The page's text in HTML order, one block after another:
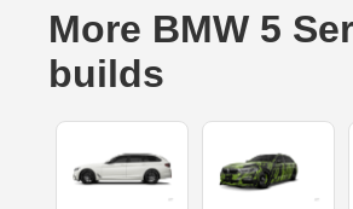
More BMW 5
builds